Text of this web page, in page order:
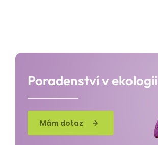
Poradenství v ekologii
Mám dotaz